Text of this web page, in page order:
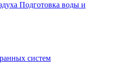
Подготовка воды и
систем